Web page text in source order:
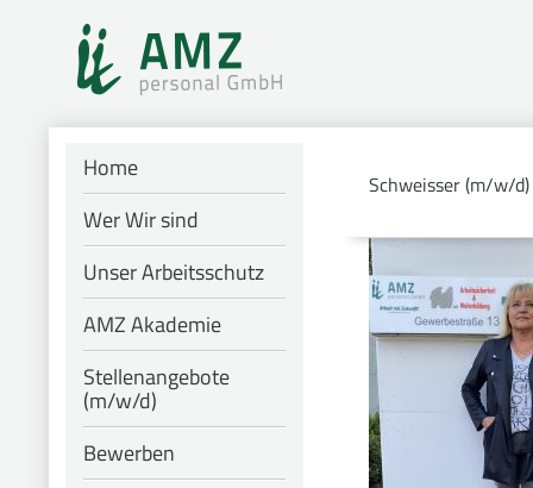
Schweisser (m/w/d)
Home
Wer Wir sind
Unser Arbeitsschutz
AMZ Akademie
Stellenangebote
(m/w/d)
Bewerben